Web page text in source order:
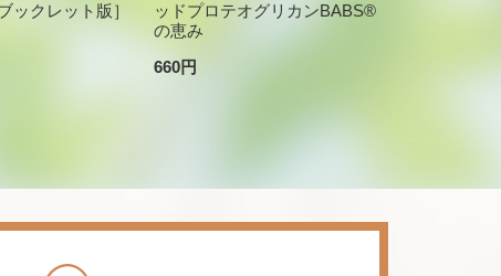
ックレット版］
ッドプロテオグリカンBABS®
の恵み
660円